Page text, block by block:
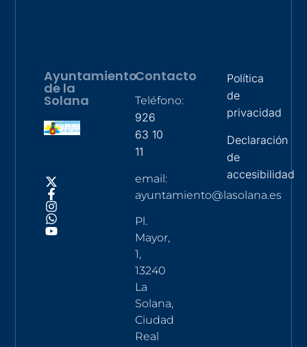
Ayuntamiento
de la
Solana
Contacto
Teléfono:
926
63 10
11
email:
ayuntamiento@lasolana.es
Pl.
Mayor,
1,
13240
La
Solana,
Ciudad
Real
Política
de
privacidad
Declaración
de
accesibilidad